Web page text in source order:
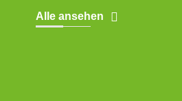
Alle ansehen